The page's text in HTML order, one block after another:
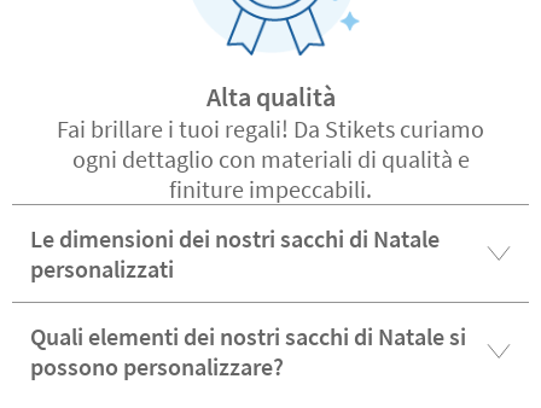
Alta qualità
Fai brillare i tuoi regali! Da Stikets curiamo
ogni dettaglio con materiali di qualità e
finiture impeccabili.
Le dimensioni dei nostri sacchi di Natale
personalizzati
Quali elementi dei nostri sacchi di Natale si
possono personalizzare?